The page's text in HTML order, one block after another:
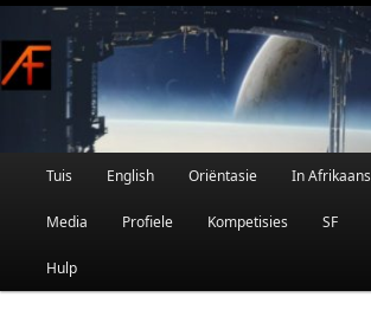
Skip
to
primary
content
Afrikaanse Wetenskapfiksie en Fantasie
Main
Tuis English Oriëntasie In Afrikaans
Media Profiele Kompetisies SF
Hulp